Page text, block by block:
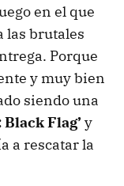
en el que
las brutales
Porque
y muy bien
siendo una
Black Flag’ y
a rescatar la